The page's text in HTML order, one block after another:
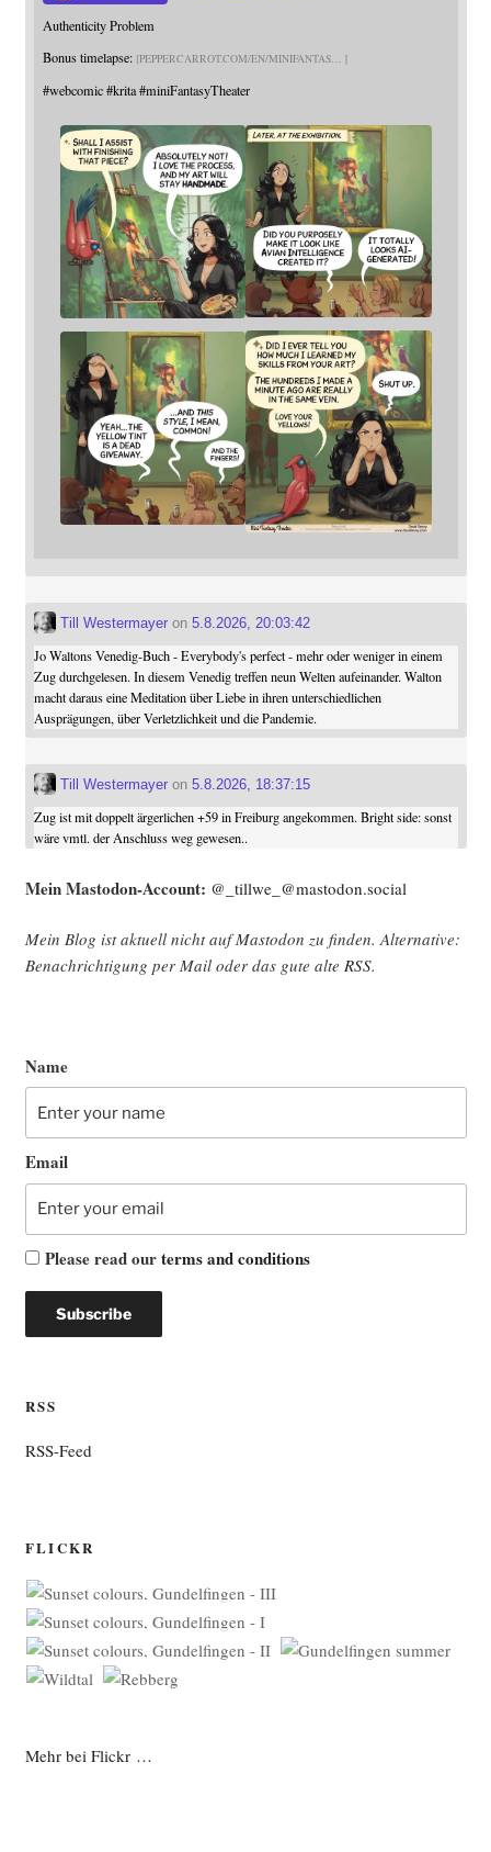
Authenticity Problem
Bonus timelapse: PEPPERCARROT.COM/EN/MINIFANTAS
#webcomic #krita #miniFantasyTheater
Till Westermayeron 5.8.2026, 20:03:42
Jo Waltons Venedig-Buch - Everybody's perfect - mehr oder weniger in einem
Zug durchgelesen. In diesem Venedig treffen neun Welten aufeinander. Walton
macht daraus eine Meditation über Liebe in ihren unterschiedlichen
Ausprägungen, über Verletzlichkeit und die Pandemie.
Till Westermayeron 5.8.2026, 18:37:15
Zug ist mit doppelt ärgerlichen +59 in Freiburg angekommen. Bright side: sonst
wäre vmtl. der Anschluss weg gewesen..
Mein Mast­o­don-Account: @_tillwe_@mastodon.social
Mein Blog ist aktu­ell nicht auf Mast­o­don zu fin­den. Alter­na­ti­ve:
Benach­rich­ti­gung per Mail oder das gute alte RSS.
Name
Email
Please read ourterms and conditions
RSS
RSS-Feed
FLICKR
Mehr bei Flickr …